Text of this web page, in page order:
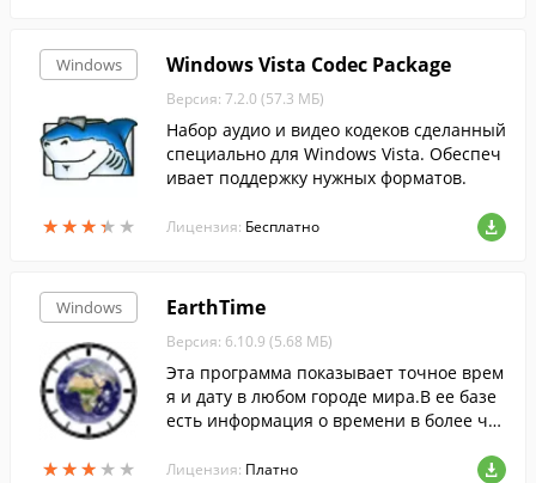
Windows
★★★★ ★
★★★★ ★
Windows Vista Codec Package
Версия: 7.2.0 (57.3 МБ)
Набор аудио и видео кодеков сделанный
специально для Windows Vista. Обеспеч
ивает поддержку нужных форматов.
Лицензия: Бесплатно
Windows
★★★ ★ ★
★★★ ★ ★
EarthTime
Версия: 6.10.9 (5.68 МБ)
Эта программа показывает точное врем
я и дату в любом городе мира.В ее базе
есть информация о времени в более че
сть добавление новых городов.
Лицензия: Платно